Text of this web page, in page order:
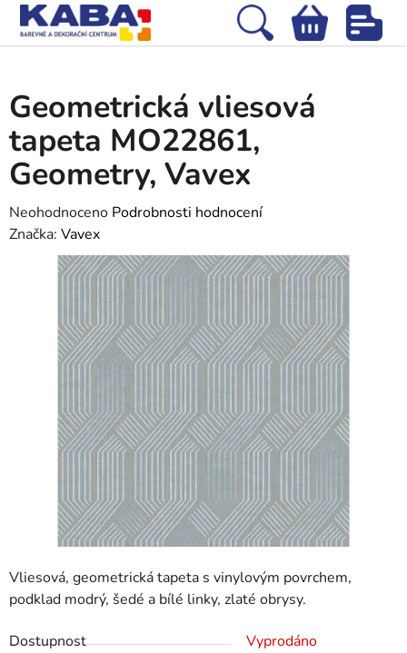
Přejít
obsah
Hledat
NÁKUPNÍ
Vliesová, geometrická tapeta s vinylovým povrchem,
podklad modrý, šedé a bílé linky, zlaté obrysy.
Dostupnost
Vyprodáno
Geometrická vliesová
tapeta MO22861,
Geometry, Vavex
Průměrné
hodnocení
produktu
hvězdiček.
Neohodnoceno Podrobnosti hodnocení
Značka: Vavex